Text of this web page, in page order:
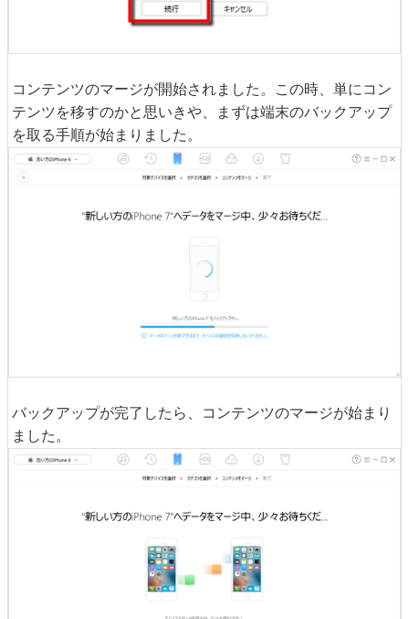
コンテンツのマージが開始されました。この時、単にコン
テンツを移すのかと思いきや、まずは端末のバックアップ
を取る手順が始まりました。
バックアップが完了したら、コンテンツのマージが始まり
ました。